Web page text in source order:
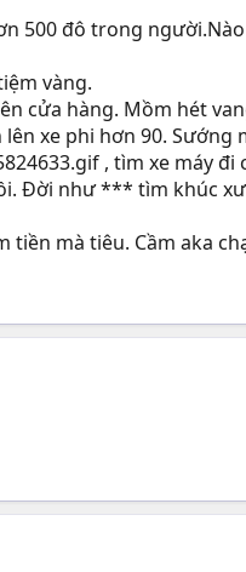
500 đô trong
vàng.
cửa hàng. Mồm hét
xe phi hơn 90. Sướng
, tìm xe máy
Đời như *** tìm khúc
mà tiêu. Cầm aka